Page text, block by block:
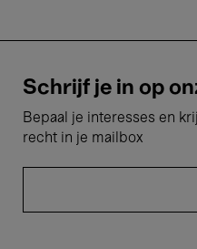
Schrijf je in op
Bepaal je interesses en
recht in je mailbox